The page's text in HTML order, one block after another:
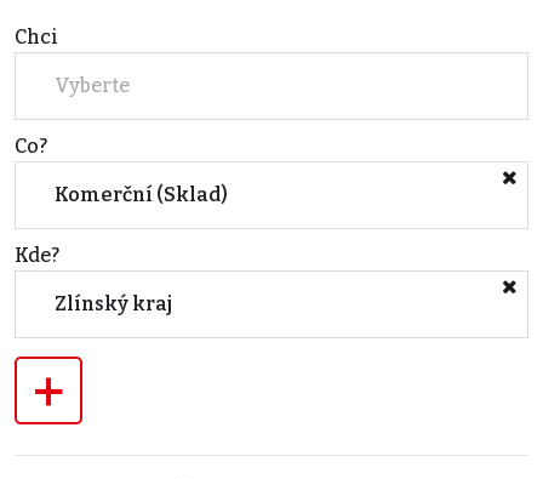
Chci
Vyberte
Co?
Komerční (Sklad)
Kde?
Zlínský kraj
+